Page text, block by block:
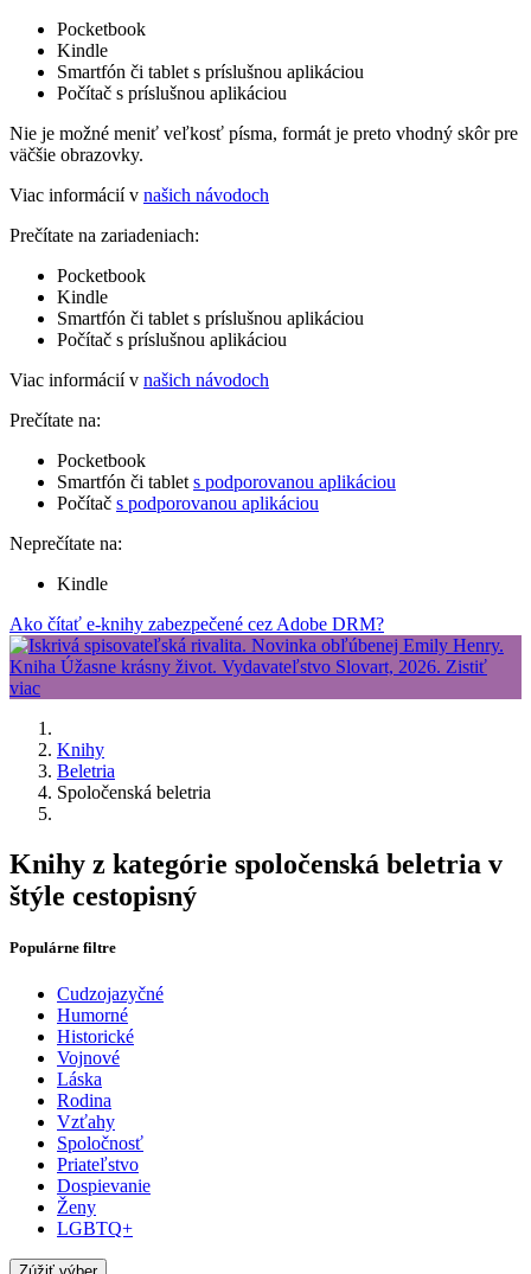
Pocketbook
Kindle
Smartfón či tablet s príslušnou aplikáciou
Počítač s príslušnou aplikáciou
Nie je možné meniť veľkosť písma, formát je preto vhodný skôr pre
väčšie obrazovky.
Viac informácií v našich návodoch
Prečítate na zariadeniach:
Pocketbook
Kindle
Smartfón či tablet s príslušnou aplikáciou
Počítač s príslušnou aplikáciou
Viac informácií v našich návodoch
Prečítate na:
Pocketbook
Smartfón či tablet s podporovanou aplikáciou
Počítač s podporovanou aplikáciou
Neprečítate na:
Kindle
Ako čítať e-knihy zabezpečené cez Adobe DRM?
Knihy
Beletria
Spoločenská beletria
Knihy z kategórie spoločenská beletria v
štýle cestopisný
Populárne filtre
Cudzojazyčné
Humorné
Historické
Vojnové
Láska
Rodina
Vzťahy
Spoločnosť
Priateľstvo
Dospievanie
Ženy
LGBTQ+